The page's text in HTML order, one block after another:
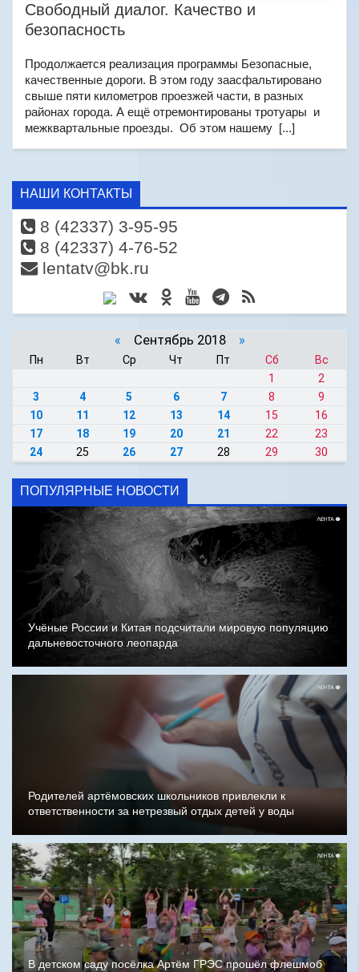
Свободный диалог. Качество и
безопасность
Продолжается реализация программы Безопасные,
качественные дороги. В этом году заасфальтировано
свыше пяти километров проезжей части, в разных
районах города. А ещё отремонтированы тротуары и
межквартальные проезды. Об этом нашему [...]
НАШИ КОНТАКТЫ
8 (42337) 3-95-95
8 (42337) 4-76-52
lentatv@bk.ru
« Сентябрь 2018 »
Пн Вт Ср Чт Пт Сб
Вс
1
2
3
4 5 6 7 8
9
10
11 12 13 14 15
16
17
18 19 20 21 22
23
24
25 26 27 28 29 30
ПОПУЛЯРНЫЕ НОВОСТИ
Учёные России и Китая подсчитали мировую популяцию
дальневосточного леопарда
Родителей артёмовских школьников привлекли к
ответственности за нетрезвый отдых детей у воды
В детском саду посёлка Артём ГРЭС прошёл флешмоб